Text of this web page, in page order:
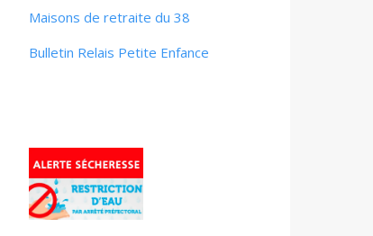
Maisons de retraite du 38
Bulletin Relais Petite Enfance